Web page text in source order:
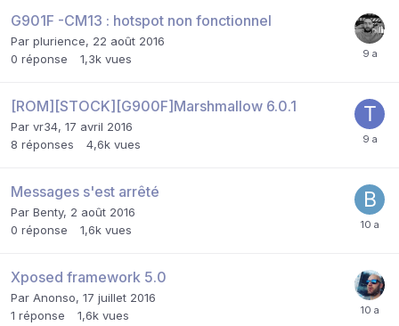
G901F -CM13 : hotspot non fonctionnel
Par plurience, 22 août 2016
0 réponse 1,3k vues
[ROM][STOCK][G900F]Marshmallow 6.0.1
Par vr34, 17 avril 2016
8 réponses 4,6k vues
Messages s'est arrêté
Par Benty, 2 août 2016
0 réponse 1,6k vues
Xposed framework 5.0
Par Anonso, 17 juillet 2016
1 réponse 1,6k vues